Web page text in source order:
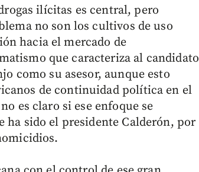
ilícitas es central, pero
no son los cultivos de uso
hacia el mercado de
que caracteriza al candidato
como su asesor, aunque esto
de continuidad política en el
es claro si ese enfoque se
sido el presidente Calderón, por